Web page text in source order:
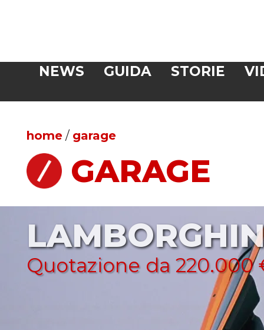
NEWS GUIDA STORIE
home / garage
GARAGE
Quotazione da 220.000